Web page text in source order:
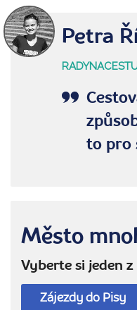
Petra
to pro
Město
Vyberte si jeden z
Zájezdy do Pisy